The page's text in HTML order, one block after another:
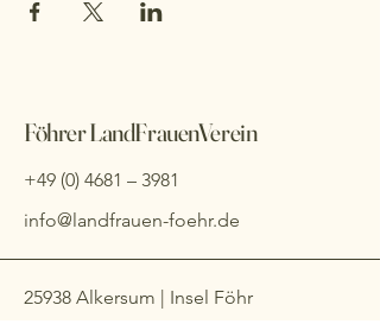
Föhrer LandFrauenVerein
+49 (0) 4681 – 3981
info@landfrauen-foehr.de
25938 Alkersum | Insel Föhr